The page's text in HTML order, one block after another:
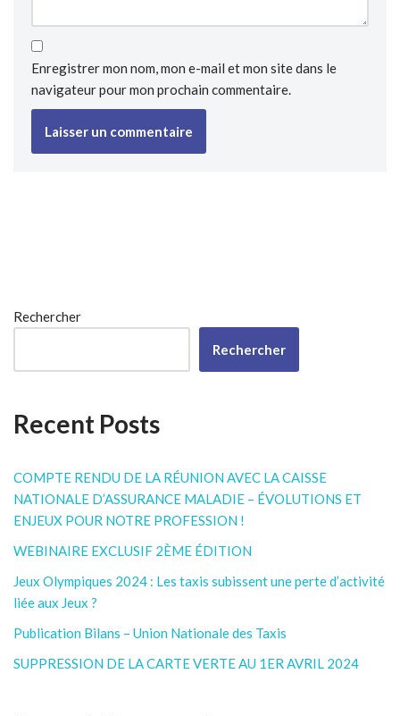
Enregistrer mon nom, mon e-mail et mon site dans le
navigateur pour mon prochain commentaire.
Rechercher
Rechercher
Recent Posts
COMPTE RENDU DE LA RÉUNION AVEC LA CAISSE
NATIONALE D’ASSURANCE MALADIE – ÉVOLUTIONS ET
ENJEUX POUR NOTRE PROFESSION !
WEBINAIRE EXCLUSIF 2ÈME ÉDITION
Jeux Olympiques 2024 : Les taxis subissent une perte d’activité
liée aux Jeux ?
Publication Bilans – Union Nationale des Taxis
SUPPRESSION DE LA CARTE VERTE AU 1ER AVRIL 2024